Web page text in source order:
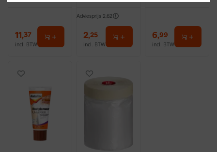
11,37
incl. BTW
Adviesprijs 2,62
2,25
incl. BTW
6,99
incl. BTW